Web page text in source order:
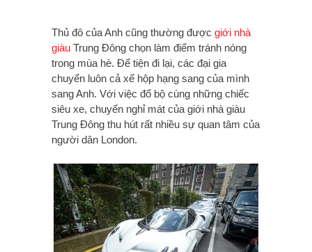
Thủ đô của Anh cũng thường được giới nhà
giàu Trung Đông chọn làm điểm tránh nóng
trong mùa hè. Để tiện đi lại, các đại gia
chuyển luôn cả xế hộp hạng sang của mình
sang Anh. Với việc đổ bộ cùng những chiếc
siêu xe, chuyến nghỉ mát của giới nhà giàu
Trung Đông thu hút rất nhiều sự quan tâm của
người dân London.